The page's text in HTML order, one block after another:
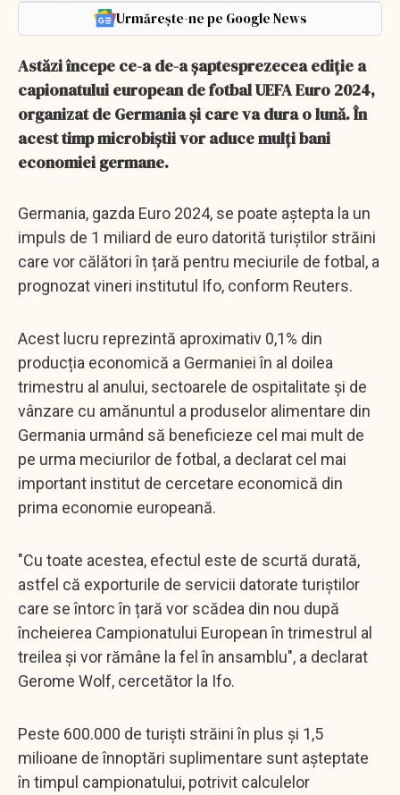
Urmărește-ne pe Google News
Astăzi începe ce-a de-a șaptesprezecea ediție a
capionatului european de fotbal UEFA Euro 2024,
organizat de Germania și care va dura o lună. În
acest timp microbiștii vor aduce mulți bani
economiei germane.
Germania, gazda Euro 2024, se poate aștepta la un
impuls de 1 miliard de euro datorită turiștilor străini
care vor călători în țară pentru meciurile de fotbal, a
prognozat vineri institutul Ifo, conform Reuters.
Acest lucru reprezintă aproximativ 0,1% din
producția economică a Germaniei în al doilea
trimestru al anului, sectoarele de ospitalitate și de
vânzare cu amănuntul a produselor alimentare din
Germania urmând să beneficieze cel mai mult de
pe urma meciurilor de fotbal, a declarat cel mai
important institut de cercetare economică din
prima economie europeană.
"Cu toate acestea, efectul este de scurtă durată,
astfel că exporturile de servicii datorate turiștilor
care se întorc în țară vor scădea din nou după
încheierea Campionatului European în trimestrul al
treilea și vor rămâne la fel în ansamblu", a declarat
Gerome Wolf, cercetător la Ifo.
Peste 600.000 de turiști străini în plus și 1,5
milioane de înnoptări suplimentare sunt așteptate
în timpul campionatului, potrivit calculelor